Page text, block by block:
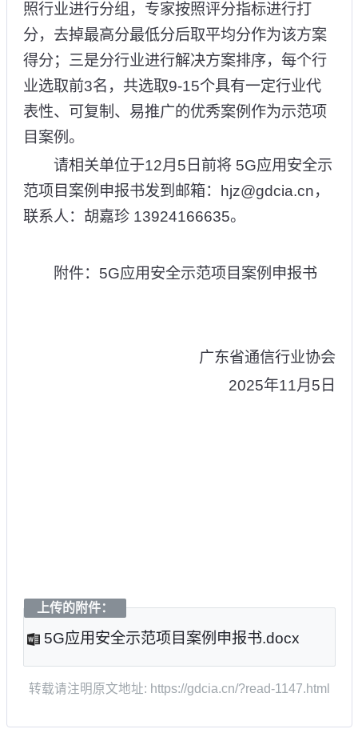
照行业进行分组，专家按照评分指标进行打
分，去掉最高分最低分后取平均分作为该方案
得分；三是分行业进行解决方案排序，每个行
业选取前3名，共选取9-15个具有一定行业代
表性、可复制、易推广的优秀案例作为示范项
目案例。
请相关单位于12月5日前将 5G应用安全示
范项目案例申报书发到邮箱：hjz@gdcia.cn，
联系人：胡嘉珍 13924166635。
附件：5G应用安全示范项目案例申报书
广东省通信行业协会
2025年11月5日
上传的附件：
5G应用安全示范项目案例申报书.docx
转载请注明原文地址: https://gdcia.cn/?read-1147.html